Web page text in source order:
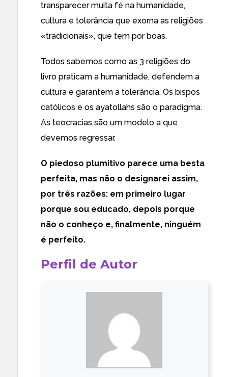
transparecer muita fé na humanidade,
cultura e tolerância que exorna as religiões
«tradicionais», que tem por boas.
Todos sabemos como as 3 religiões do
livro praticam a humanidade, defendem a
cultura e garantem a tolerância. Os bispos
católicos e os ayatollahs são o paradigma.
As teocracias são um modelo a que
devemos regressar.
O piedoso plumitivo parece uma besta
perfeita, mas não o designarei assim,
por três razões: em primeiro lugar
porque sou educado, depois porque
não o conheço e, finalmente, ninguém
é perfeito.
Perfil de Autor